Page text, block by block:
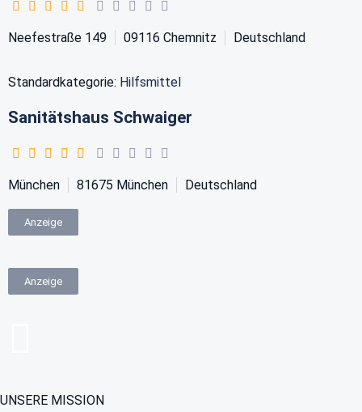
Neefestraße 149 09116 Chemnitz Deutschland
Standardkategorie: Hilfsmittel
Sanitätshaus Schwaiger
München 81675 München Deutschland
Anzeige
Anzeige
UNSERE MISSION